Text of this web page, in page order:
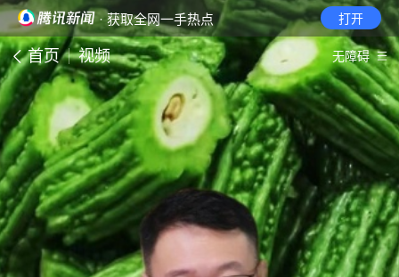
· 获取全网一手热点 打开
首页 视频 无障碍